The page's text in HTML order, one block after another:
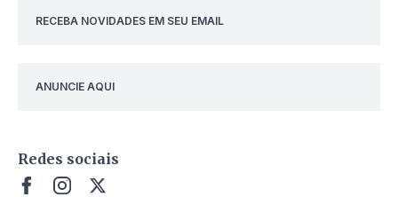
RECEBA NOVIDADES EM SEU EMAIL
ANUNCIE AQUI
Redes sociais